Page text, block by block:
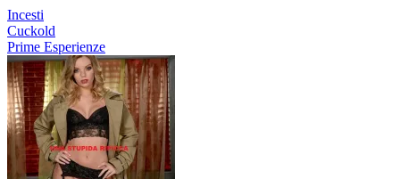
Incesti
Cuckold
Prime Esperienze